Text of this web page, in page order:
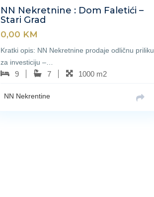
NN Nekretnine : Dom Faletići –
Stari Grad
0,00 KM
Kratki opis: NN Nekretnine prodaje odličnu priliku
za investiciju –…
9 7 1000 m2
NN Nekrentine